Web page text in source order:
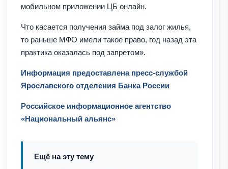
мобильном приложении ЦБ онлайн.
Что касается получения займа под залог жилья,
то раньше МФО имели такое право, год назад эта
практика оказалась под запретом».
Информация предоставлена пресс-службой
Ярославского отделения Банка России
Российское информационное агентство
«Национальный альянс»
Ещё на эту тему